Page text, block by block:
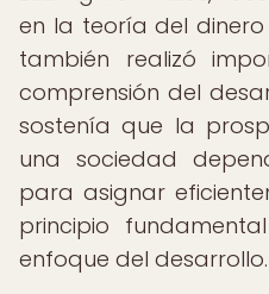
en la teoría del
también realizó
comprensión del
sostenía que la
una sociedad
para asignar
principio
enfoque del desarrollo.